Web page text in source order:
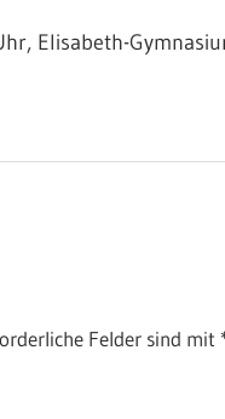
Elisabeth-
Felder sind mit